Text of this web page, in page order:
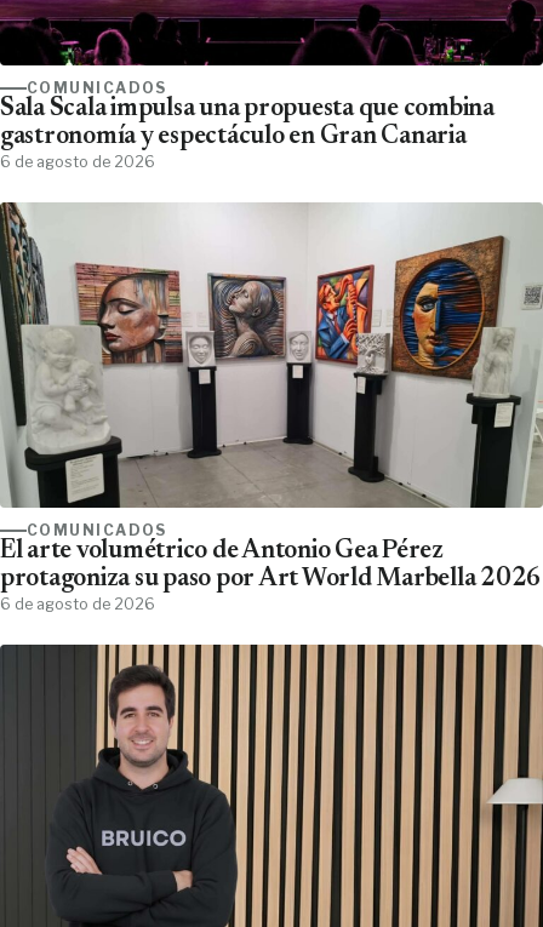
COMUNICADOS
Sala Scala impulsa una propuesta que combina
gastronomía y espectáculo en Gran Canaria
6 de agosto de 2026
COMUNICADOS
El arte volumétrico de Antonio Gea Pérez
protagoniza su paso por Art World Marbella 2026
6 de agosto de 2026